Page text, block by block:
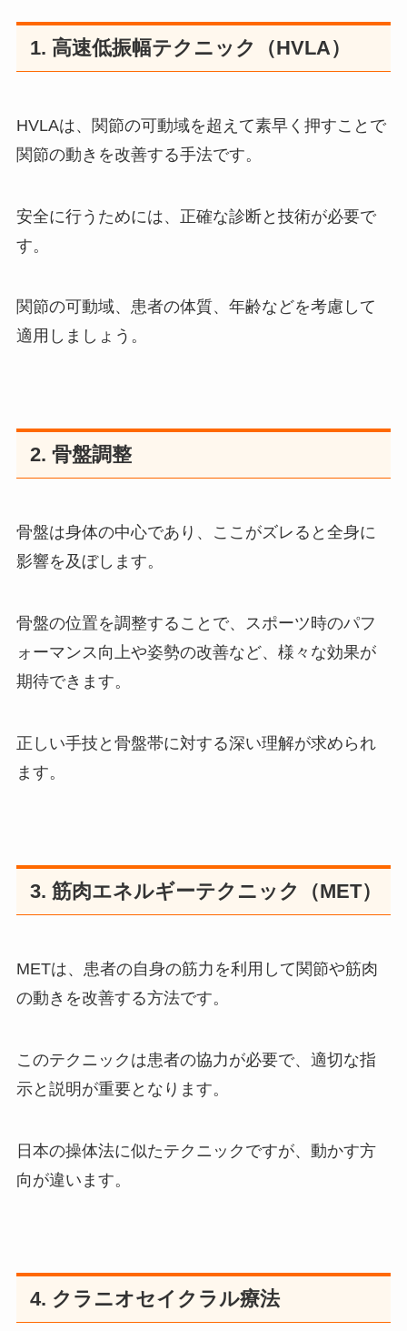
1. 高速低振幅テクニック（HVLA）
HVLAは、関節の可動域を超えて素早く押すことで
関節の動きを改善する手法です。
安全に行うためには、正確な診断と技術が必要で
す。
関節の可動域、患者の体質、年齢などを考慮して
適用しましょう。
2. 骨盤調整
骨盤は身体の中心であり、ここがズレると全身に
影響を及ぼします。
骨盤の位置を調整することで、スポーツ時のパフ
ォーマンス向上や姿勢の改善など、様々な効果が
期待できます。
正しい手技と骨盤帯に対する深い理解が求められ
ます。
3. 筋肉エネルギーテクニック（MET）
METは、患者の自身の筋力を利用して関節や筋肉
の動きを改善する方法です。
このテクニックは患者の協力が必要で、適切な指
示と説明が重要となります。
日本の操体法に似たテクニックですが、動かす方
向が違います。
4. クラニオセイクラル療法